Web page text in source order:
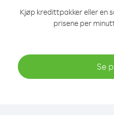
Kjøp kredittpakker eller en
prisene per
Se